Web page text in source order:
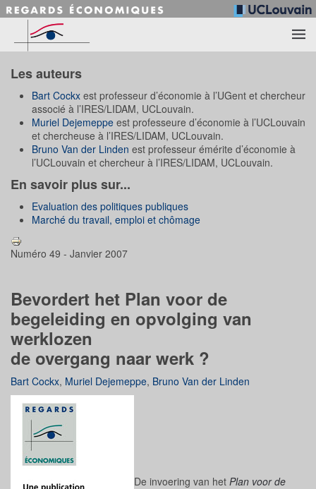
Accéder au contenu principal
Les auteurs
Bart Cockx est professeur d’économie à l’UGent et chercheur
associé à l’IRES/LIDAM, UCLouvain.
Muriel Dejemeppe est professeure d’économie à l’UCLouvain
et chercheuse à l’IRES/LIDAM, UCLouvain.
Bruno Van der Linden est professeur émérite d’économie à
l’UCLouvain et chercheur à l’IRES/LIDAM, UCLouvain.
En savoir plus sur...
Evaluation des politiques publiques
Marché du travail, emploi et chômage
Numéro 49 - Janvier 2007
Bevordert het Plan voor de
begeleiding en opvolging van
werklozen
de overgang naar werk ?
Bart Cockx, Muriel Dejemeppe, Bruno Van der Linden
De invoering van het Plan voor de